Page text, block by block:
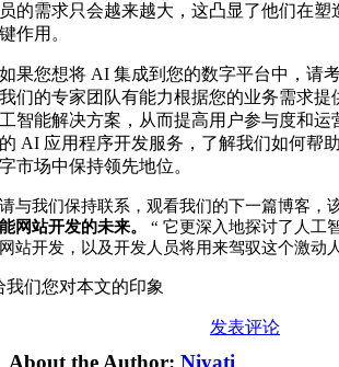
员的需求只会越来越大，这凸显了他们在塑
键作用。
如果您想将 AI 集成到您的数字平台中，请
我们的专家团队有能力根据您的业务需求提
工智能解决方案，从而提高用户参与度和运
的 AI 应用程序开发服务，了解我们如何帮
字市场中保持领先地位。
请与我们保持联系，观看我们的下一篇博客，
能网站开发的未来。
“ 它更深入地探讨了人工
网站开发，以及开发人员将用来驾驭这个激动
我们您对本文的印象
发表评论
About the Author: Niyati